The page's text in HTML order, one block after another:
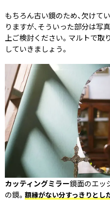
もちろん古い鏡のため、欠けて
りますが、そういった部分は写
上ご検討ください。マルトで
していきましょう。
カッティングミラー鏡面のエッ
の鏡。 額縁がない分すっきりとし